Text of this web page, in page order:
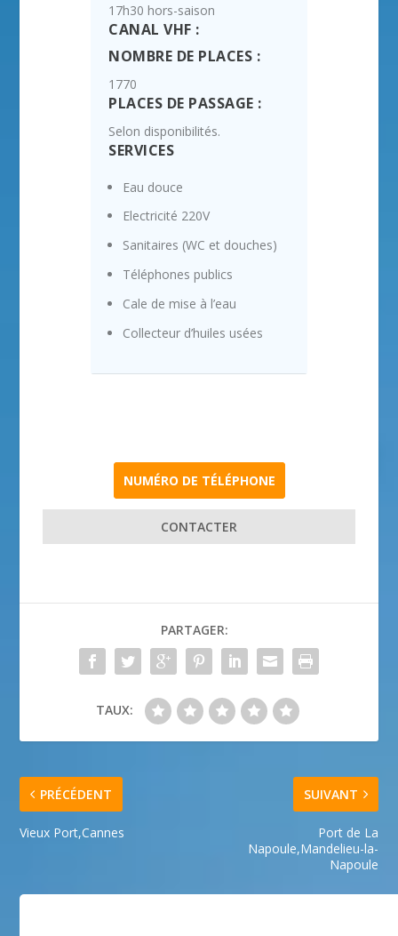
17h30 hors-saison
CANAL VHF :
NOMBRE DE PLACES :
1770
PLACES DE PASSAGE :
Selon disponibilités.
SERVICES
Eau douce
Electricité 220V
Sanitaires (WC et douches)
Téléphones publics
Cale de mise à l’eau
Collecteur d’huiles usées
NUMÉRO DE TÉLÉPHONE
CONTACTER
PARTAGER:
TAUX:
PRÉCÉDENT
Vieux Port,Cannes
SUIVANT
Port de La
Napoule,Mandelieu-la-
Napoule